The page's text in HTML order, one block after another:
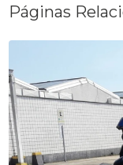
Páginas